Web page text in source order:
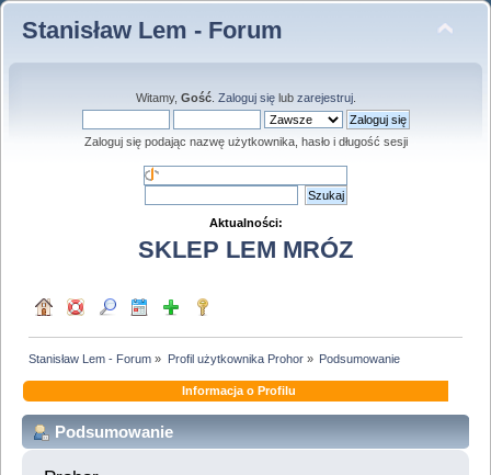
Stanisław Lem - Forum
Witamy, Gość. Zaloguj sięlub zarejestruj.
Zaloguj się podając nazwę użytkownika, hasło i długość sesji
Aktualności:
SKLEP LEM MRÓZ
Stanisław Lem - Forum » Profil użytkownika Prohor» Podsumowanie
Informacja o Profilu
Podsumowanie